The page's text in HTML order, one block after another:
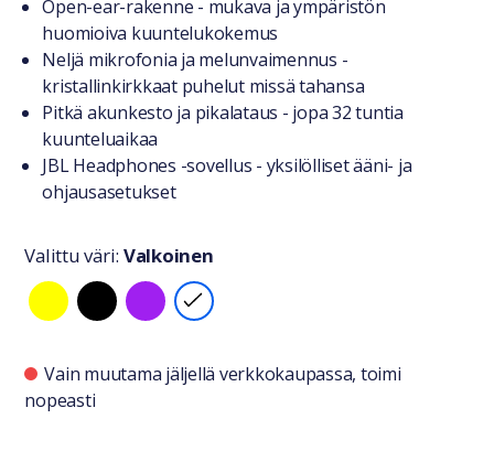
Open-ear-rakenne - mukava ja ympäristön
huomioiva kuuntelukokemus
Neljä mikrofonia ja melunvaimennus -
kristallinkirkkaat puhelut missä tahansa
Pitkä akunkesto ja pikalataus - jopa 32 tuntia
kuunteluaikaa
JBL Headphones -sovellus - yksilölliset ääni- ja
ohjausasetukset
Valitse väri
Valittu väri: Valkoinen
Saatavuustiedot
Vain muutama jäljellä verkkokaupassa, toimi
nopeasti